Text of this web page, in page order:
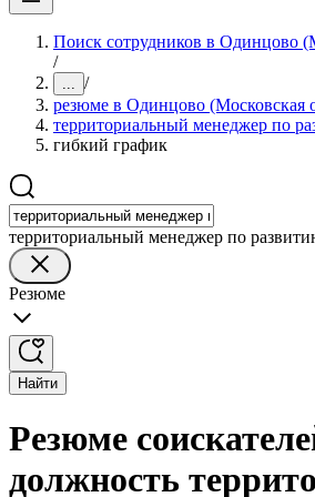
Поиск сотрудников в Одинцово
/
... /
резюме в Одинцово (Московская
территориальный менеджер по
гибкий график
территориальный менеджер по
Резюме
Найти
Резюме
должность